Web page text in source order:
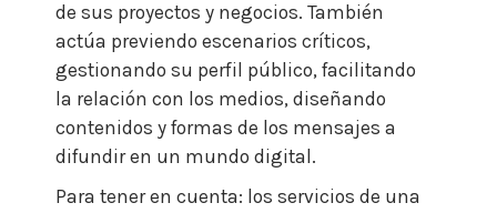
de sus proyectos y negocios. También
actúa previendo escenarios críticos,
gestionando su perfil público, facilitando
la relación con los medios, diseñando
contenidos y formas de los mensajes a
difundir en un mundo digital.
Para tener en cuenta: los servicios de una